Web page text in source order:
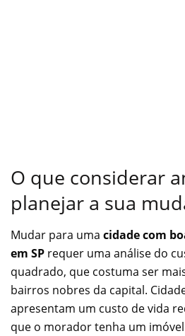
O que considerar
planejar a sua
Mudar para uma cidade com
em SP requer uma análise do
quadrado, que costuma ser
bairros nobres da capital.
apresentam um custo de vida
que o morador tenha um